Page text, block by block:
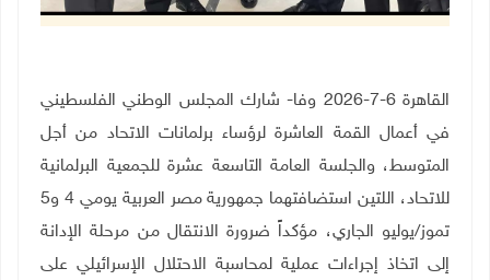
القاهرة 6-7-2026 وفا- شارك المجلس الوطني الفلسطيني
في أعمال القمة العاشرة لرؤساء برلمانات الاتحاد من أجل
المتوسط، والجلسة العامة التاسعة عشرة للجمعية البرلمانية
للاتحاد، اللتين استضافتهما جمهورية مصر العربية يومي 4 و5
تموز/يوليو الجاري، مؤكداً ضرورة الانتقال من مرحلة الإدانة
إلى اتخاذ إجراءات عملية لمحاسبة الاحتلال الإسرائيلي على